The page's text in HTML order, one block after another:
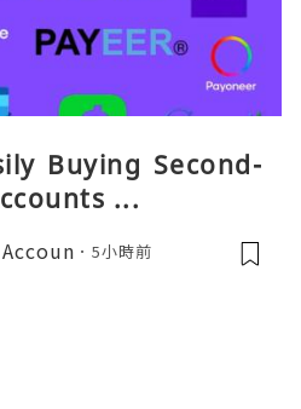
Buying Second-
...
5小時前